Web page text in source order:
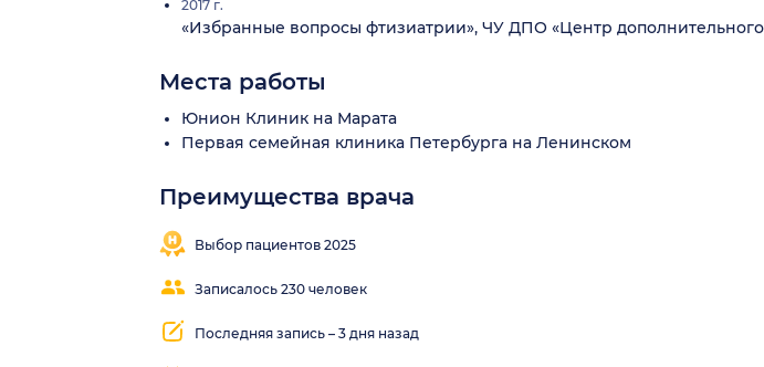
2017 г.
«Избранные вопросы фтизиатрии», ЧУ ДПО «Центр
Места работы
Юнион Клиник на Марата
Первая семейная клиника Петербурга на Ленинском
Преимущества врача
Выбор пациентов 2025
Записалось 230 человек
Последняя запись – 3 дня назад